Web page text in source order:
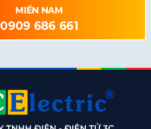
MIỀN NAM
0909 686 661